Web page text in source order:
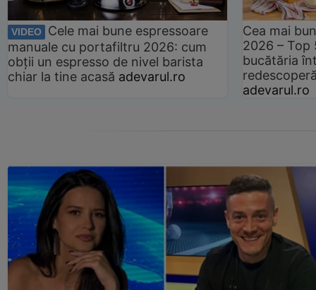
VIDEO
Cele mai bune espressoare
manuale cu portafiltru 2026: cum
obții un espresso de nivel barista
chiar la tine acasă adevarul.ro
Cea mai
2026 –
bucătăria
adevarul.ro